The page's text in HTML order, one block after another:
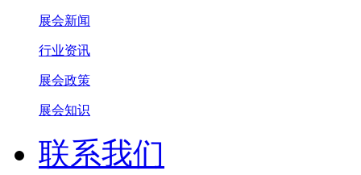
展会新闻
行业资讯
展会政策
展会知识
联系我们